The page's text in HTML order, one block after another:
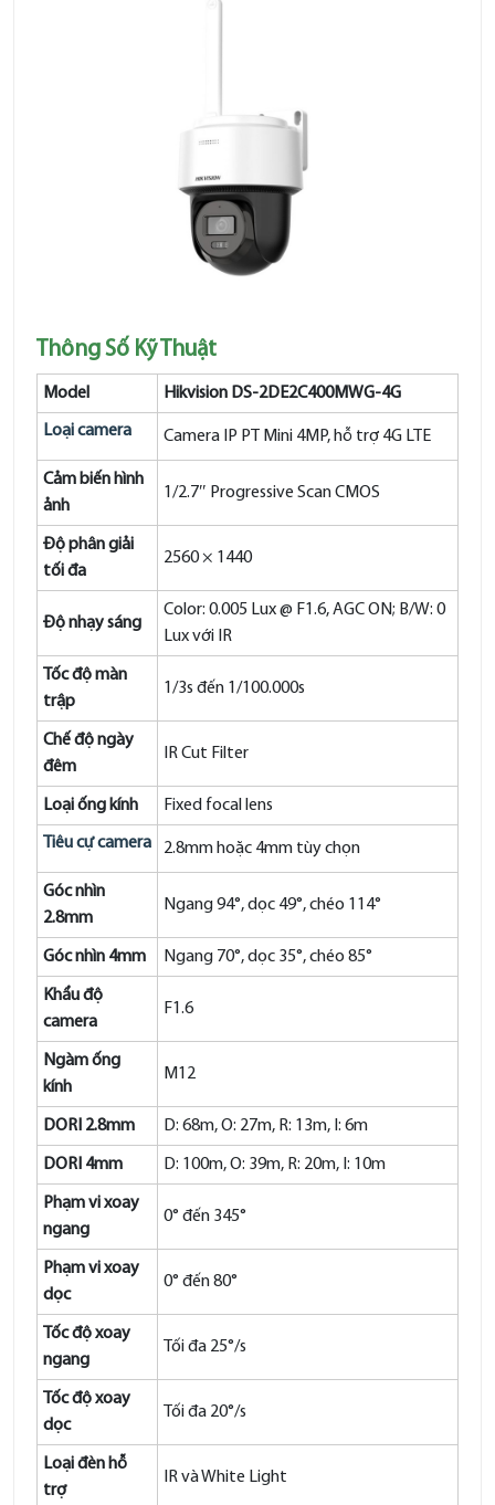
Thông Số Kỹ Thuật
Model Hikvision DS-2DE2C400MWG-4G
Loại camera Camera IP PT Mini 4MP, hỗ trợ 4G LTE
Cảm biến hình
ảnh
1/2.7″ Progressive Scan CMOS
Độ phân giải
tối đa
2560 × 1440
Độ nhạy sáng
Color: 0.005 Lux @ F1.6, AGC ON; B/W: 0
Lux với IR
Tốc độ màn
trập
1/3s đến 1/100.000s
Chế độ ngày
đêm
IR Cut Filter
Loại ống kính Fixed focal lens
Tiêu cự camera 2.8mm hoặc 4mm tùy chọn
Góc nhìn
2.8mm
Ngang 94°, dọc 49°, chéo 114°
Góc nhìn 4mm Ngang 70°, dọc 35°, chéo 85°
Khẩu độ
camera
F1.6
Ngàm ống
kính
M12
DORI 2.8mm D: 68m, O: 27m, R: 13m, I: 6m
DORI 4mm D: 100m, O: 39m, R: 20m, I: 10m
Phạm vi xoay
ngang
0° đến 345°
Phạm vi xoay
dọc
0° đến 80°
Tốc độ xoay
ngang
Tối đa 25°/s
Tốc độ xoay
dọc
Tối đa 20°/s
Loại đèn hỗ
trợ
IR và White Light